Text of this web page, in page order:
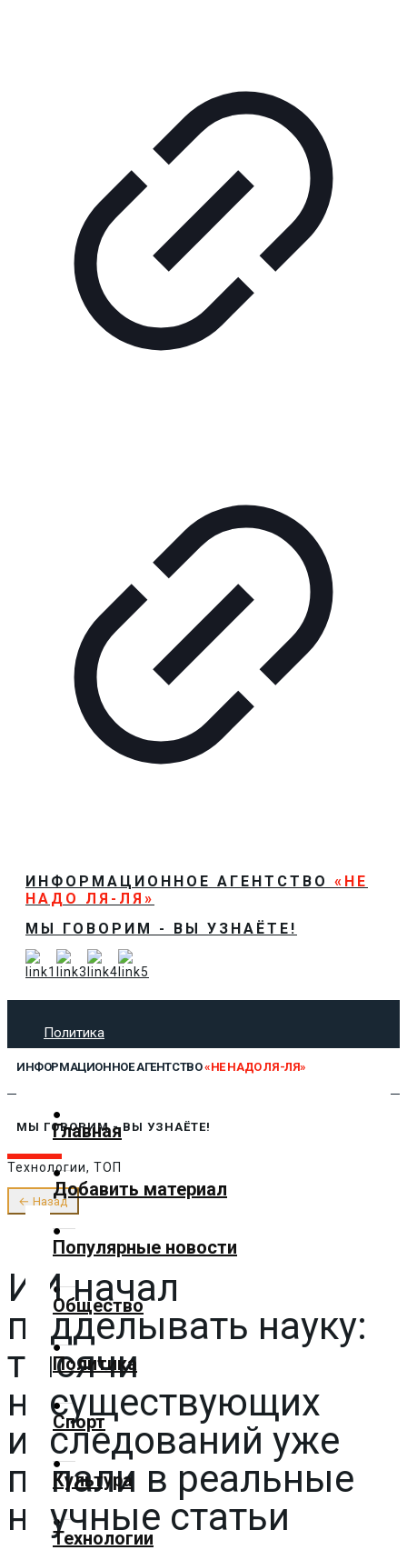
ИНФОРМАЦИОННОЕ АГЕНТСТВО «НЕ
НАДО ЛЯ-ЛЯ»
МЫ ГОВОРИМ - ВЫ УЗНАЁТЕ!
Политика
Технологии
Предложить новость
О нас
✕
Главная
Добавить
материал
Популярные
новости
Общество
Политика
ИНФОРМАЦИОННОЕ АГЕНТСТВО«НЕ НАДО ЛЯ-ЛЯ»
Главная
Добавить материал
Популярные новости
Общество
Политика
Спорт
Культура
Технологии
МЫ ГОВОРИМ - ВЫ УЗНАЁТЕ!
Технологии, ТОП
← Назад
ИИ начал
подделывать науку:
тысячи
несуществующих
исследований уже
попали в реальные
научные статьи